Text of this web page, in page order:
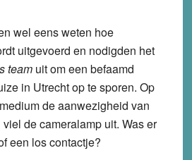
wel eens weten hoe
uitgevoerd en nodigden het
teamuit om een befaamd
in Utrecht op te sporen. Op
de aanwezigheid van
de cameralamp uit. Was er
een los contactje?